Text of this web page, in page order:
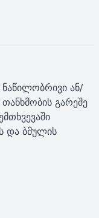
ან/
გარეშე
და ბმულის